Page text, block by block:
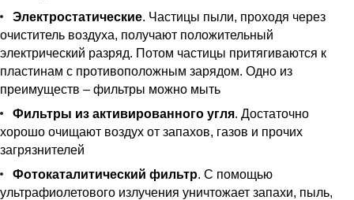
Электростатические. Частицы пыли, проходя через
очиститель воздуха, получают положительный
электрический разряд. Потом частицы притягиваются к
пластинам с противоположным зарядом. Одно из
преимуществ – фильтры можно мыть
Фильтры из активированного угля. Достаточно
хорошо очищают воздух от запахов, газов и прочих
загрязнителей
Фотокаталитический фильтр. С помощью
ультрафиолетового излучения уничтожает запахи, пыль,